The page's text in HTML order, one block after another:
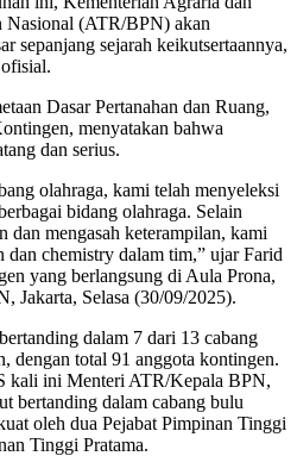
Nasional (ATR/BPN) akan
sepanjang sejarah keikutsertaannya,
Dasar Pertanahan dan Ruang,
menyatakan bahwa
dan serius.
olahraga, kami telah menyeleksi
bidang olahraga. Selain
dan mengasah keterampilan, kami
dan chemistry dalam tim,” ujar Farid
yang berlangsung di Aula Prona,
Jakarta, Selasa (30/09/2025).
dalam 7 dari 13 cabang
dengan total 91 anggota kontingen.
kali ini Menteri ATR/Kepala BPN,
bertanding dalam cabang bulu
oleh dua Pejabat Pimpinan Tinggi
Tinggi Pratama.